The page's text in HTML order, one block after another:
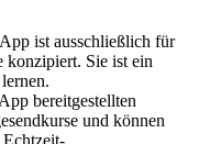
ist ausschließlich für
Sie ist ein
bereitgestellten
und können